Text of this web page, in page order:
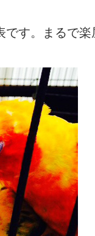
です。まるで